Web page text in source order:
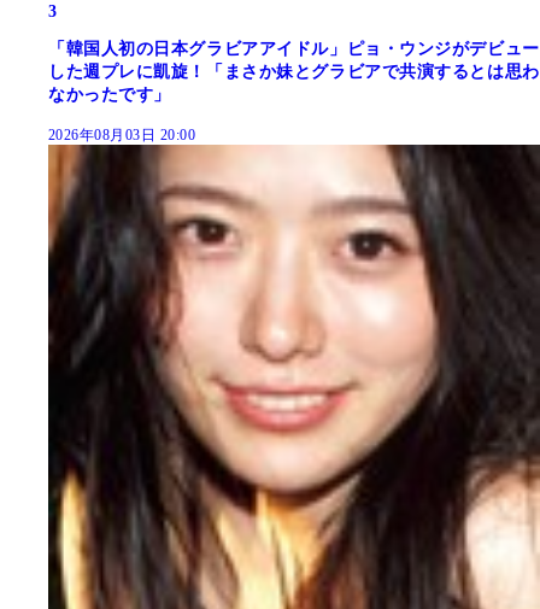
3
「韓国人初の日本グラビアアイドル」ピョ・ウンジがデビュー
した週プレに凱旋！「まさか妹とグラビアで共演するとは思わ
なかったです」
2026年08月03日 20:00